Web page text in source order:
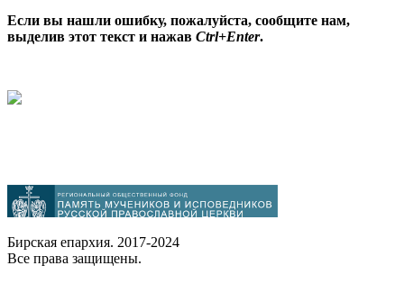
Если вы нашли ошибку, пожалуйста, сообщите нам,
выделив этот текст и нажав Ctrl+Enter.
Бирская епархия. 2017-2024
Все права защищены.